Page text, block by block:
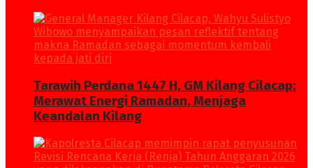
Tarawih Perdana 1447 H, GM Kilang Cilacap:
Merawat Energi Ramadan, Menjaga
Keandalan Kilang